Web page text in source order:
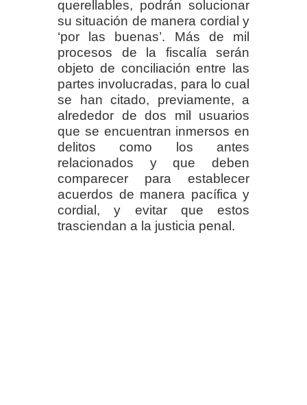
querellables, podrán solucionar
su situación de manera cordial y
‘por las buenas’. Más de mil
procesos de la fiscalía serán
objeto de conciliación entre las
partes involucradas, para lo cual
se han citado, previamente, a
alrededor de dos mil usuarios
que se encuentran inmersos en
delitos como los antes
relacionados y que deben
comparecer para establecer
acuerdos de manera pacífica y
cordial, y evitar que estos
trasciendan a la justicia penal.